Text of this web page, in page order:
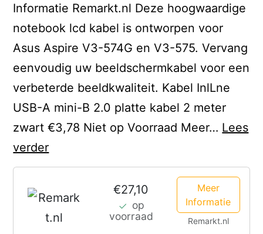
Informatie Remarkt.nl Deze hoogwaardige
notebook lcd kabel is ontworpen voor
Asus Aspire V3-574G en V3-575. Vervang
eenvoudig uw beeldschermkabel voor een
verbeterde beeldkwaliteit. Kabel InlLne
USB-A mini-B 2.0 platte kabel 2 meter
zwart €3,78 Niet op Voorraad Meer… Lees
verderNotebook
lcd
for
Asus
€27,10
op
voorraad
Meer
Informatie
Remarkt.nl